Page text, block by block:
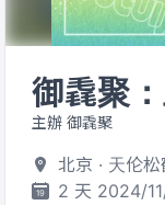
御毳聚
主辦 御毳聚
北京 · 天伦
2 天 2024/